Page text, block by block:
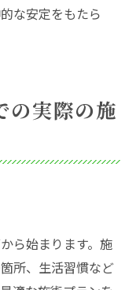
な安定をもたら
の実際の施
ら始まります。施
所、生活習慣など